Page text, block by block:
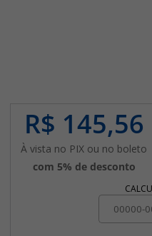
R$ 145,56
À vista no PIX ou no boleto
com 5% de desconto